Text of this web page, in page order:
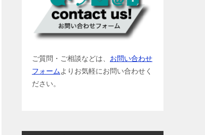
ご質問・ご相談などは、 お問い合わせ
フォームよりお気軽にお問い合わせく
ださい。